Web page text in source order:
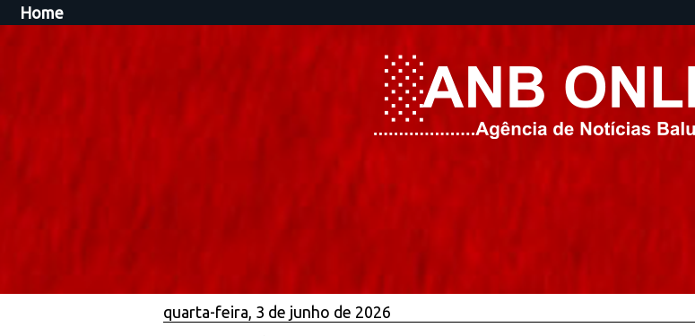
Home
quarta-feira, 3 de junho de 2026